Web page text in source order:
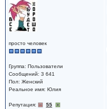
просто человек
Группа: Пользователи
Сообщений: 3 641
Пол: Женский
Реальное имя: Юлия
Репутация: 55